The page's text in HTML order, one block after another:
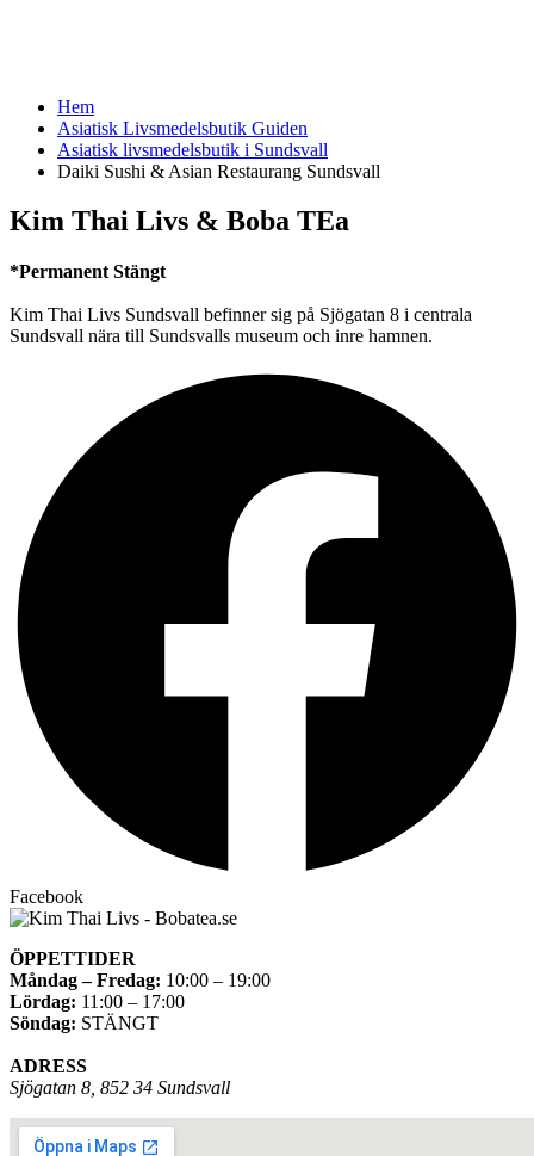
Hem
Asiatisk Livsmedelsbutik Guiden
Asiatisk livsmedelsbutik i Sundsvall
Daiki Sushi & Asian Restaurang Sundsvall
Kim Thai Livs & Boba TEa
*Permanent Stängt
Kim Thai Livs Sundsvall befinner sig på Sjögatan 8 i centrala
Sundsvall nära till Sundsvalls museum och inre hamnen.
Facebook
ÖPPETTIDER
Måndag – Fredag: 10:00 – 19:00
Lördag: 11:00 – 17:00
Söndag: STÄNGT
ADRESS
Sjögatan 8, 852 34 Sundsvall